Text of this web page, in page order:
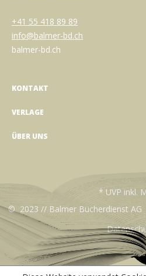
+41 55 418 89 89
info@balmer-bd.ch
balmer-bd.ch
KONTAKT
VERLAGE
ÜBER UNS
* UVP inkl.
© 2023 // Balmer Bücherdienst